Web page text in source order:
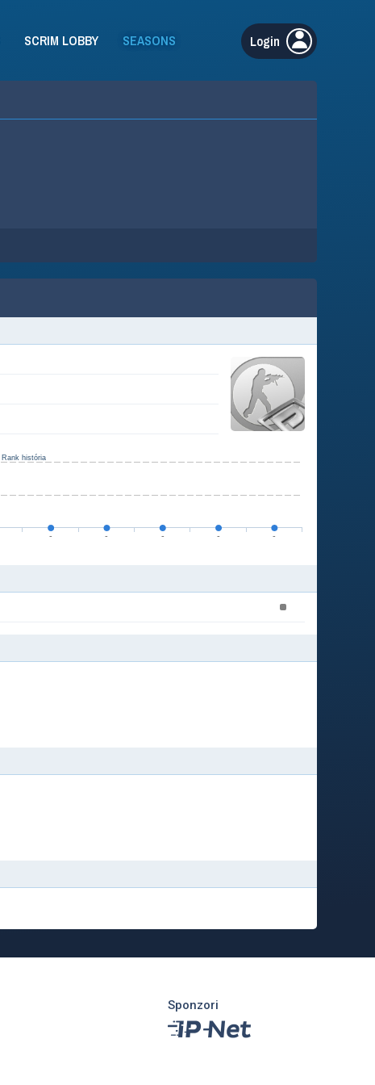
SCRIM LOBBY SEASONS Login
Sponzori